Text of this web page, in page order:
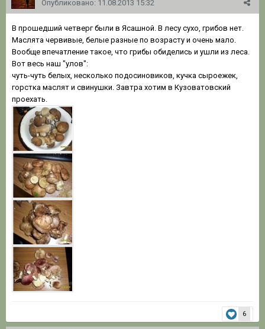
Опубликовано: 11.08.2013 15:32
В прошедший четверг были в Ясашной. В лесу сухо, грибов нет.
Маслята червивые, белые разные по возрасту и очень мало.
Вообще впечатление такое, что грибы обиделись и ушли из леса.
Вот весь наш "улов":
чуть-чуть белых, несколько подосиновиков, кучка сыроежек,
горстка маслят и свинушки. Завтра хотим в Кузоватовский
проехать.
6